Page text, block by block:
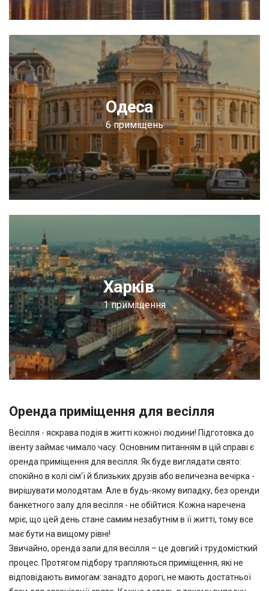
Одеса
6 приміщень
Харків
1 приміщення
Оренда приміщення для весілля
Весілля - яскрава подія в житті кожної людини! Підготовка до
івенту займає чимало часу. Основним питанням в цій справі є
оренда приміщення для весілля. Як буде виглядати свято:
спокійно в колі сім'ї й близьких друзів або величезна вечірка -
вирішувати молодятам. Але в будь-якому випадку, без оренди
банкетного залу для весілля - не обійтися. Кожна наречена
мріє, що цей день стане самим незабутнім в її житті, тому все
має бути на вищому рівні!
Звичайно, оренда зали для весілля – це довгий і трудомісткий
процес. Протягом підбору трапляються приміщення, які не
відповідають вимогам: занадто дорогі, не мають достатньої